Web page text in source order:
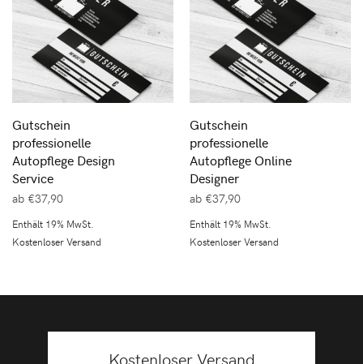
Gutschein
professionelle
Autopflege Design
Service
ab €37,90
Enthält 19% MwSt.
Kostenloser Versand
Gutschein
professionelle
Autopflege Online
Designer
ab €37,90
Enthält 19% MwSt.
Kostenloser Versand
Kostenloser Versand